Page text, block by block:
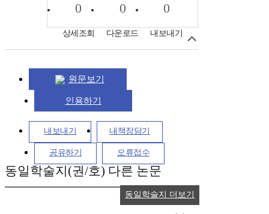
0
상세조회
0
다운로드
0
내보내기
원문보기
인용하기
내보내기 내책장담기
공유하기 오류접수
동일학술지(권/호) 다른 논문
동일학술지 더보기